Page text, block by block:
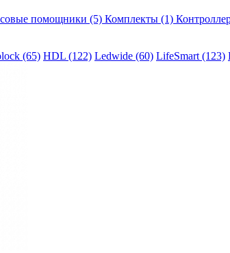
помощники (5) Комплекты (1)
(65) HDL (122) Ledwide (60) LifeSmart (123)